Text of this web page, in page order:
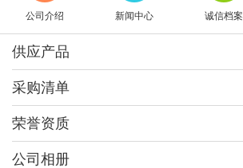
公司介绍 新闻中心 诚信档案
供应产品
采购清单
荣誉资质
公司相册